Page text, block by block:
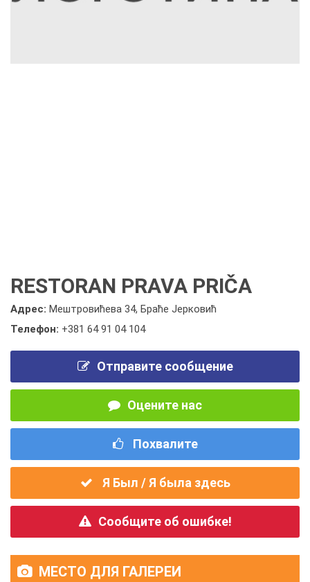
RESTORAN PRAVA PRIČA
Адрес: Мештровићева 34, Браће Јерковић
Телефон: +381 64 91 04 104
Отправите сообщение
Оцените нас
Похвалите
Я Был / Я была здесь
Сообщите об ошибке!
МЕСТО ДЛЯ ГАЛЕРЕИ